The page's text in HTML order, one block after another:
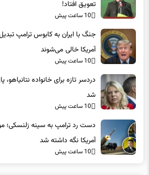
جنگ با ایران به کابوس ترامپ
آمریکا خالی می‌شوند
10 ساعت پیش
دردسر تازه برای خانواده نتانیاهو،
شد
10 ساعت پیش
دست رد ترامپ به سینه زلنسکی؛
آمریکا نگه داشته شد
10 ساعت پیش